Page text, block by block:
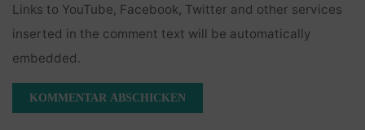
Links to YouTube, Facebook, Twitter and other services
inserted in the comment text will be automatically
embedded.